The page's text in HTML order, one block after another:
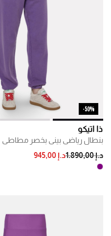
50%-
ذا أتيكو
بنطال رياضي بيني بخصر مطاطي
PRICE REDUCED FROM
د.إ 1.890,00 TO
د.إ 945,00